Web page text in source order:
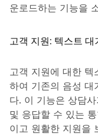
운로드하는 기능을
고객 지원: 텍스트 대
고객 지원에 대한 텍
하여 기존의 음성 대
다. 이 기능은 상담
및 응답할 수 있는
이고 원활한 지원을